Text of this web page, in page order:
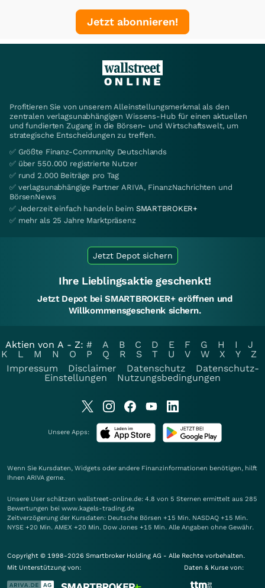
Jetzt abonnieren!
Profitieren Sie von unserem Alleinstellungsmerkmal als den
zentralen verlagsunabhängigen Wissens-Hub für einen aktuellen
und fundierten Zugang in die Börsen- und Wirtschaftswelt, um
strategische Entscheidungen zu treffen.
✅ Größte Finanz-Community Deutschlands
✅ über 550.000 registrierte Nutzer
✅ rund 2.000 Beiträge pro Tag
✅ verlagsunabhängige Partner ARIVA, FinanzNachrichten und
BörsenNews
✅ Jederzeit einfach handeln beim SMARTBROKER+
✅ mehr als 25 Jahre Marktpräsenz
Jetzt Depot sichern
Ihre Lieblingsaktie geschenkt!
Jetzt Depot bei SMARTBROKER+ eröffnen und
Willkommensgeschenk sichern.
Aktien von A - Z: # A B C D E F G H I
J
K
L M N O P Q R S T U V W X Y
Z
Impressum
Disclaimer Datenschutz
Datenschutz-
Einstellungen
Nutzungsbedingungen
Unsere Apps:
Wenn Sie Kursdaten, Widgets oder andere Finanzinformationen benötigen, hilft
Ihnen ARIVA gerne.
Unsere User schätzen wallstreet-online.de: 4.8 von 5 Sternen ermittelt aus 285
Bewertungen bei www.kagels-trading.de
Zeitverzögerung der Kursdaten: Deutsche Börsen +15 Min. NASDAQ +15 Min.
NYSE +20 Min. AMEX +20 Min. Dow Jones +15 Min. Alle Angaben ohne Gewähr.
Copyright © 1998-2026 Smartbroker Holding AG - Alle Rechte vorbehalten.
Mit Unterstützung von:
Daten & Kurse von: